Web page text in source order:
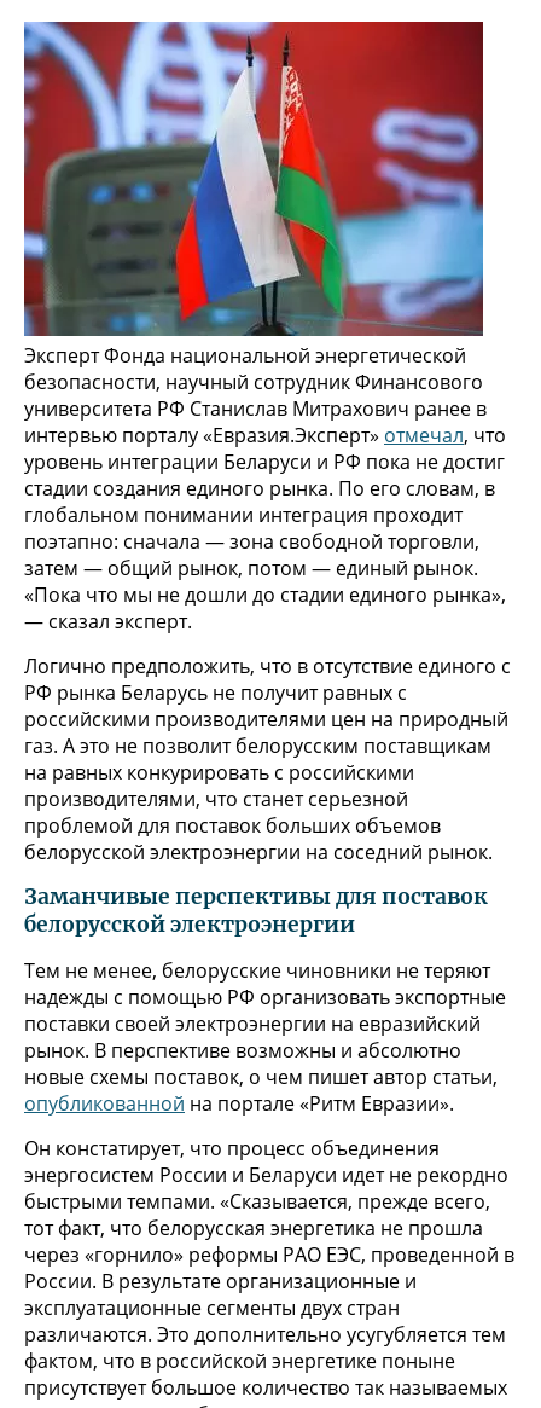
Эксперт Фонда национальной энергетической
безопасности, научный сотрудник Финансового
университета РФ Станислав Митрахович ранее в
интервью порталу «Евразия.Эксперт» отмечал, что
уровень интеграции Беларуси и РФ пока не достиг
стадии создания единого рынка. По его словам, в
глобальном понимании интеграция проходит
поэтапно: сначала — зона свободной торговли,
затем — общий рынок, потом — единый рынок.
«Пока что мы не дошли до стадии единого рынка»,
— сказал эксперт.
Логично предположить, что в отсутствие единого с
РФ рынка Беларусь не получит равных с
российскими производителями цен на природный
газ. А это не позволит белорусским поставщикам
на равных конкурировать с российскими
производителями, что станет серьезной
проблемой для поставок больших объемов
белорусской электроэнергии на соседний рынок.
Заманчивые перспективы для поставок
белорусской электроэнергии
Тем не менее, белорусские чиновники не теряют
надежды с помощью РФ организовать экспортные
поставки своей электроэнергии на евразийский
рынок. В перспективе возможны и абсолютно
новые схемы поставок, о чем пишет автор статьи,
опубликованной на портале «Ритм Евразии».
Он констатирует, что процесс объединения
энергосистем России и Беларуси идет не рекордно
быстрыми темпами. «Сказывается, прежде всего,
тот факт, что белорусская энергетика не прошла
через «горнило» реформы РАО ЕЭС, проведенной в
России. В результате организационные и
эксплуатационные сегменты двух стран
различаются. Это дополнительно усугубляется тем
фактом, что в российской энергетике поныне
присутствует большое количество так называемых